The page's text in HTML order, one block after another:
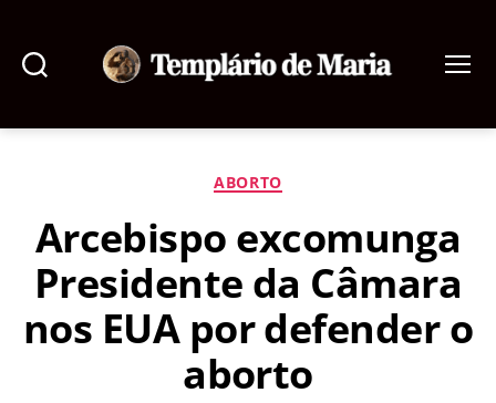
de
Categorias
ABORTO
Arcebispo excomunga
Presidente da Câmara
nos EUA por defender o
aborto